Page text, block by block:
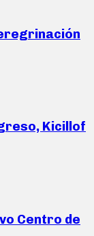
Kicillof
Centro de